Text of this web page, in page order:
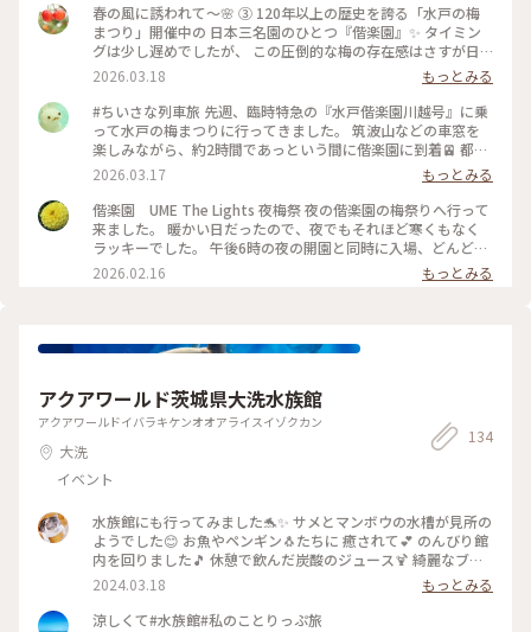
春の風に誘われて〜🌸 ③ 120年以上の歴史を誇る「水戸の梅
まつり」開催中の 日本三名園のひとつ『偕楽園』✨ タイミン
グは少し遅めでしたが、 この圧倒的な梅の存在感はさすが日
本三名園 どこを切り取っても絵になる美しさでした✨ 途中楽
しい出会いもあったりもしながら 黄門茶屋さんで「梅干し大
福」をいただきました♡ （水戸市にある「菓子処五條」さん
の大福です） 白あんの甘さと梅干し（丸々一個）の酸味が 不
思議とマッチした美味しい大福 五感をフルに使って水戸の梅
戸 #水戸さんぽ #梅干し大福 #黄門様に会う #ウメジロー #メジ
ロ
2026.03.18
もっとみる
#ちいさな列車旅 先週、臨時特急の『水戸偕楽園川越号』に乗
って水戸の梅まつりに行ってきました。 筑波山などの車窓を
楽しみながら、約2時間であっという間に偕楽園に到着🚈 都市
公園で世界2位の広さの偕楽園公園(1位はセントラルパーク)、
覚悟をしていましたが、梅の迷路で迷う迷う。。ﾊｧﾊｧ 楽しい大
人の迷子です😊 100品種のうち白梅の割合が多く、見渡す限り
の白梅の海の中に、鮮やかな紅梅がアクセントとして点在する
景色が特徴。 偕楽園内では、水戸の選りすぐりのパティスリ
ーや和菓子店による｢ふくゆい｣という梅を使った偕楽園限定販
売のお菓子を購入できます。1個買いできるのが魅力！並んで
メや梅グッズ、梅酒、水戸納豆専門店と、特産品が揃います♪
たえが良く風味が良いお蕎麦です。茨城名物アンコウの肝や河
豚、牡蠣の天ぷらも一緒に味わえます。 私はホテル休憩を挟ん
でのんびり過ごしましたが、特急往復の間、大洗に足を伸ばし
て大洗磯前神社の参拝や、新鮮な魚介類のお買い物もいいです
2026.03.17
もっとみる
偕楽園 UME The Lights 夜梅祭 夜の偕楽園の梅祭りへ行って
来ました。 暖かい日だったので、夜でもそれほど寒くもなく
ラッキーでした。 午後6時の夜の開園と同時に入場、どんどん
人が増えて来ました。 UME The Lightsをぐるっと2周して、そ
の後夜梅祭へ。 暗い中で梅の香りがほのかに漂う、夜の梅も
て足下が砂利や段差があるので、歩きやすい靴をおすすめしま
2026.02.16 もっとみる
アクアワールド茨城県大洗水族館
アクアワールドイバラキケンオオアライスイゾクカン
大洗
イベント
134
水族館にも行ってみました🐬✨ サメとマンボウの水槽が見所の
ようでした😊 お魚やペンギン🐧たちに 癒されて💕 のんびり館
内を回りました🎵 休憩で飲んだ炭酸のジュース🍹 綺麗なブル
ーで美味しかったです❇️ #アクアワールド茨城県大洗水族館 #
マンボウ #クラゲ #茨城県
2024.03.18
もっとみる
涼しくて#水族館#私のことりっぷ旅